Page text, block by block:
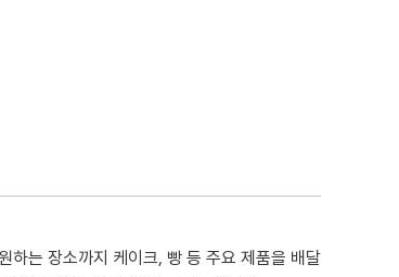
하는 장소까지 케이크, 빵 등 주요 제품을 배달